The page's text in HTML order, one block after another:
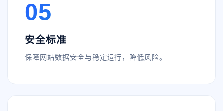
05
安全标准
保障网站数据安全与稳定运行，降低风险。